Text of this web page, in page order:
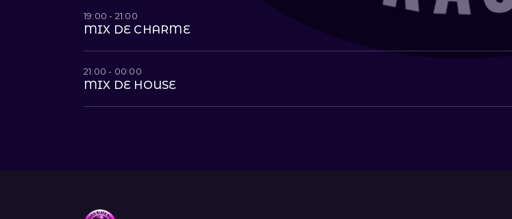
19:00 - 21:00
MIX DE CHARME
21:00 - 00:00
MIX DE HOUSE